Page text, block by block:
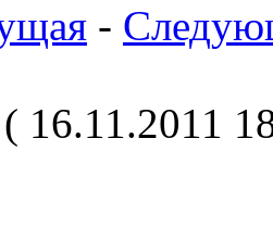
-
16.11.2011